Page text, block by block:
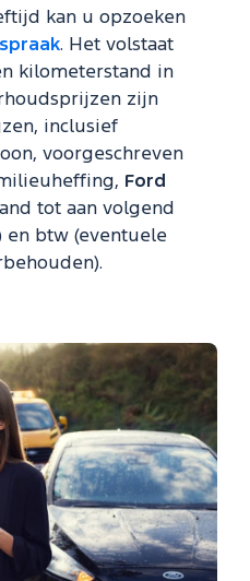
kan u opzoeken
. Het volstaat
kilometerstand in
zijn
inclusief
voorgeschreven
Ford
tot aan volgend
en btw (eventuele